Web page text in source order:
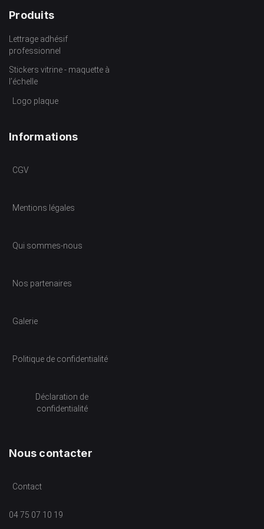
Produits
Lettrage adhésif
professionnel
Stickers vitrine - maquette à
l’échelle
Logo plaque
Informations
CGV
Mentions légales
Qui sommes-nous
Nos partenaires
Galerie
Politique de confidentialité
Déclaration de
confidentialité
Nous contacter
Contact
04 75 07 10 19